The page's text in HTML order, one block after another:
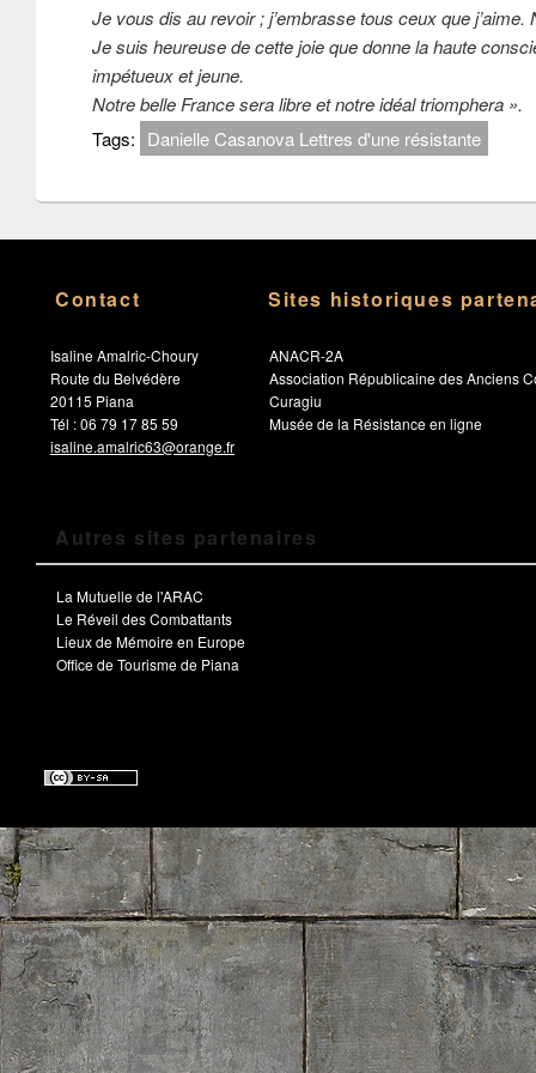
Je vous dis au revoir ; j’embrasse tous ceux que
Je suis heureuse de cette joie que donne la haute
impétueux et jeune.
Notre belle France sera libre et notre idéal triomphera ».
Tags: Danielle Casanova Lettres d'une résistante
Contact
Isaline Amalric-Choury
Route du Belvédère
20115 Piana
Tél : 06 79 17 85 59
isaline.amalric63@orange.fr
Sites historiques
ANACR-2A
Association Républicaine des Anciens
Curagiu
Musée de la Résistance en ligne
Autres sites partenaires
La Mutuelle de l'ARAC
Le Réveil des Combattants
Lieux de Mémoire en Europe
Office de Tourisme de Piana